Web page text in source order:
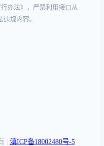
办法》，严禁利用接口从
违规内容。
| 滇ICP备18002480号-5